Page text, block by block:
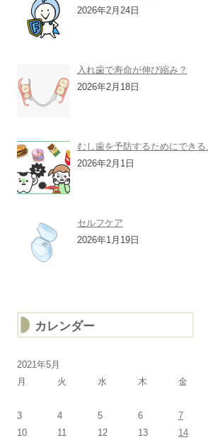
2026年2月24日
入れ歯で寿命が伸び縮み？
2026年2月18日
むし歯を予防するためにできる
2026年2月1日
セルフケア
2026年1月19日
カレンダー
2021年5月
月
火 水 木 金
3
4 5 6 7
10
11 12 13 14